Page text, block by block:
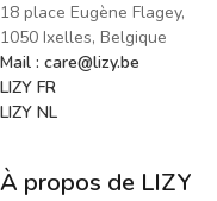
18 place Eugène Flagey,
1050 Ixelles, Belgique
Mail : care@lizy.be
LIZY FR
LIZY NL
À propos de LIZY